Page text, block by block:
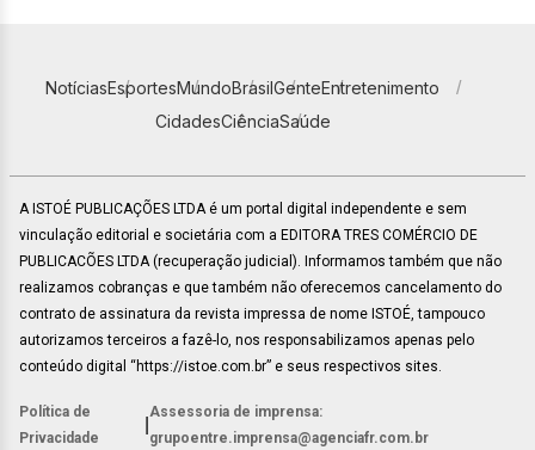
NotíciasEsportesMundoBrasilGenteEntretenimento
CidadesCiênciaSaúde
A ISTOÉ PUBLICAÇÕES LTDA é um portal digital independente e sem
vinculação editorial e societária com a EDITORA TRES COMÉRCIO DE
PUBLICACÕES LTDA (recuperação judicial). Informamos também que não
realizamos cobranças e que também não oferecemos cancelamento do
contrato de assinatura da revista impressa de nome ISTOÉ, tampouco
autorizamos terceiros a fazê-lo, nos responsabilizamos apenas pelo
conteúdo digital “https://istoe.com.br” e seus respectivos sites.
Política de
Privacidade
Assessoria de imprensa:
grupoentre.imprensa@agenciafr.com.br